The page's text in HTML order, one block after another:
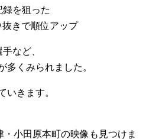
を狙った
抜きで順位アップ
など、
多くみられました。
いきます。
小田原本町の映像も見つけま